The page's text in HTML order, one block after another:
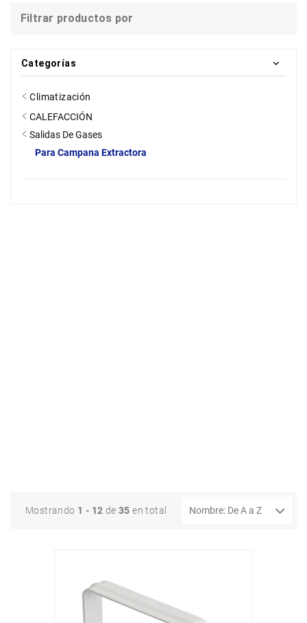
Mostrando 1 - 12 de35 en total
Filtrar productos por
Categorías
Climatización
CALEFACCIÓN
Salidas De Gases
Para Campana Extractora